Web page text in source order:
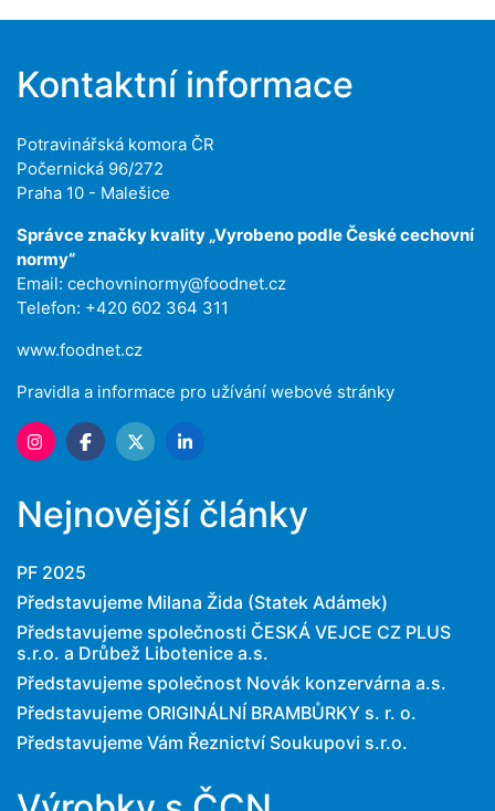
Kontaktní informace
Potravinářská komora ČR
Počernická 96/272
Praha 10 - Malešice
Správce značky kvality „Vyrobeno podle České cechovní
normy“
Email: cechovninormy@foodnet.cz
Telefon: +420 602 364 311
www.foodnet.cz
Pravidla a informace pro užívání webové stránky
Nejnovější články
PF 2025
Představujeme Milana Žida (Statek Adámek)
Představujeme společnosti ČESKÁ VEJCE CZ PLUS
s.r.o. a Drůbež Libotenice a.s.
Představujeme společnost Novák konzervárna a.s.
Představujeme ORIGINÁLNÍ BRAMBŮRKY s. r. o.
Představujeme Vám Řeznictví Soukupovi s.r.o.